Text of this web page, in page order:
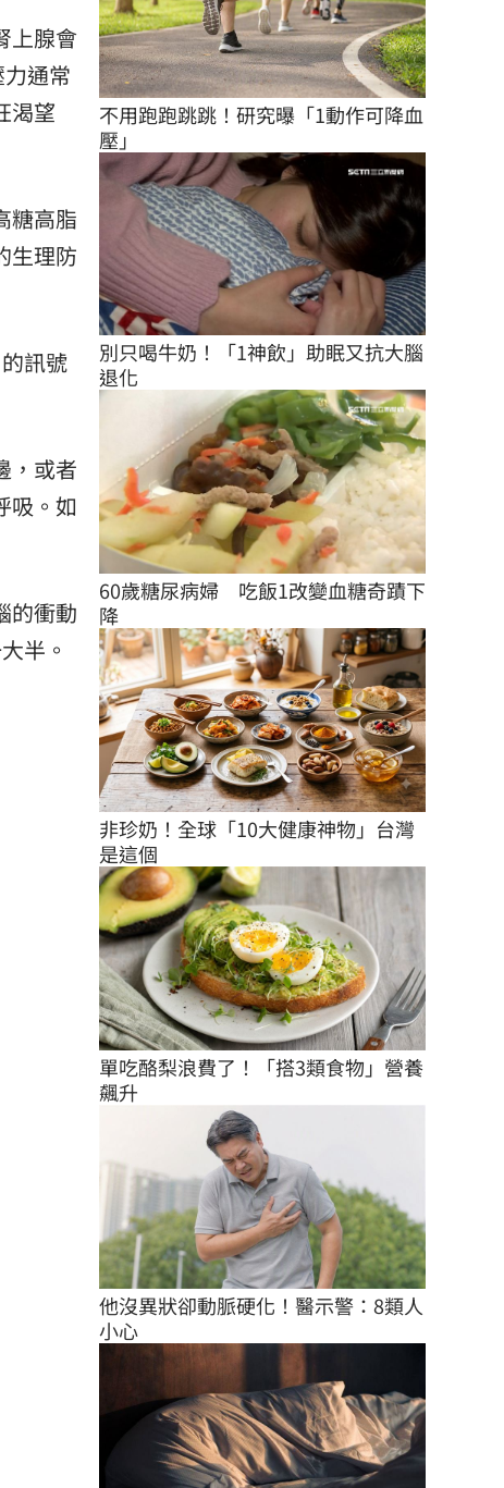
上腺會
通常
渴望
糖高脂
生理防
訊號
，或者
吸。如
的衝動
半。
不用跑跑跳跳！研究曝「1動作可降血
壓」
別只喝牛奶！「1神飲」助眠又抗大腦
退化
60歲糖尿病婦　吃飯1改變血糖奇蹟下
降
非珍奶！全球「10大健康神物」台灣
是這個
單吃酪梨浪費了！「搭3類食物」營養
飆升
他沒異狀卻動脈硬化！醫示警：8類人
小心